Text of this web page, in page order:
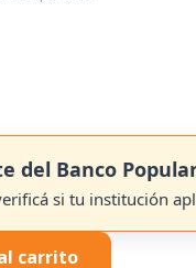
del Banco
si tu institución
carrito